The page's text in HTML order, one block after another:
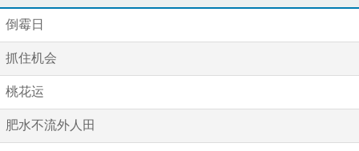
倒霉日
抓住机会
桃花运
肥水不流外人田